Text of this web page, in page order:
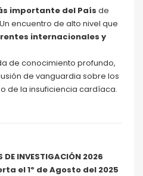
importante del País de
encuentro de alto nivel que
internacionales y
de conocimiento profundo,
de vanguardia sobre los
de la insuficiencia cardíaca.
DE INVESTIGACIÓN 2026
el 1º de Agosto del 2025